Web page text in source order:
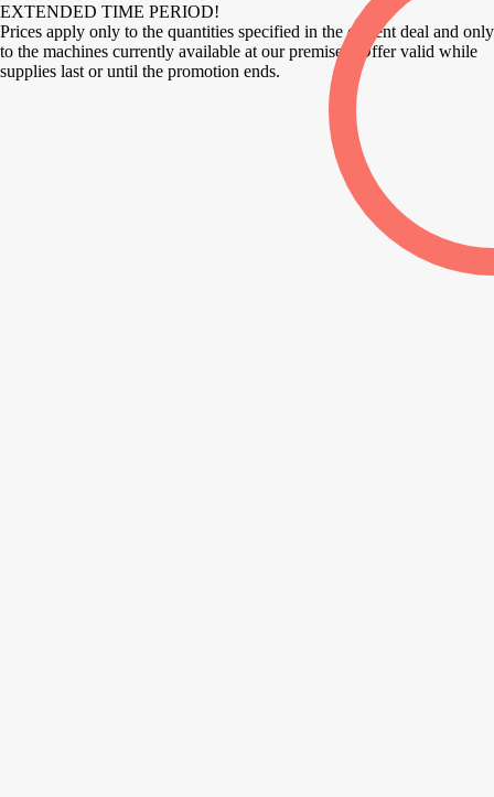
EXTENDED TIME PERIOD!
Prices apply only to the quantities specified in the current deal and only
to the machines currently available at our premises. Offer valid while
supplies last or until the promotion ends.